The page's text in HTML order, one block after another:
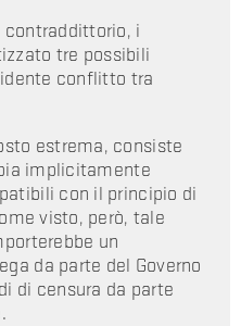
contraddittorio, i
tre possibili
conflitto tra
estrema, consiste
implicitamente
con il principio di
visto, però, tale
un
da parte del Governo
di censura da parte